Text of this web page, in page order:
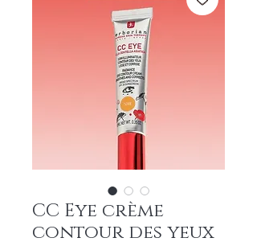
CC Eye crème
contour des yeux